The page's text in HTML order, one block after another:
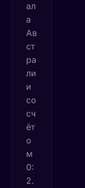
ал
а
Ав
ст
ра
ли
и
со
сч
ёт
о
м
0:
2.